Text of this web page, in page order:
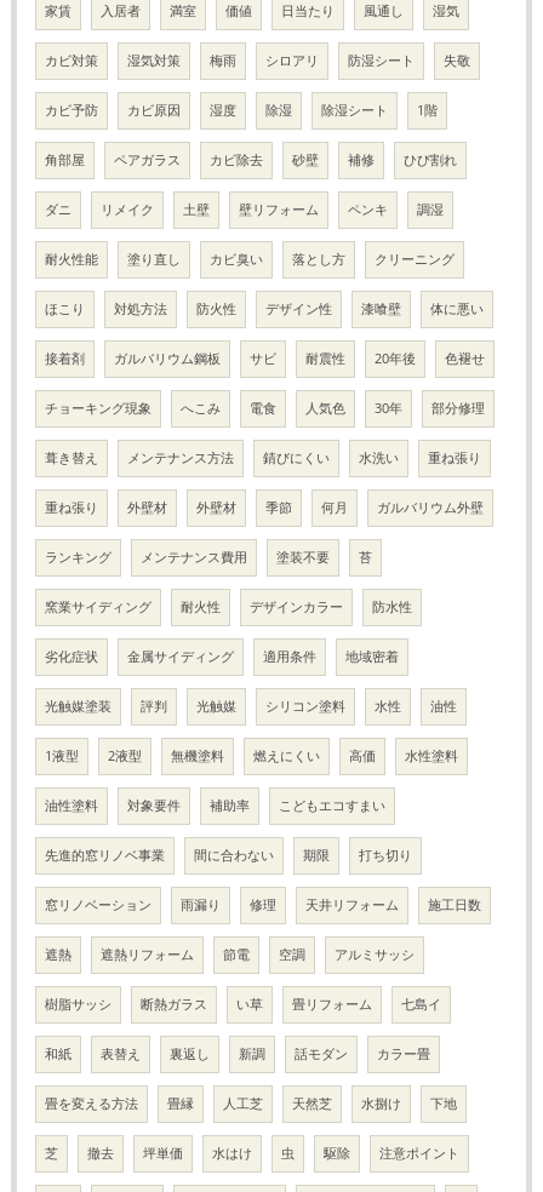
家賃 入居者 満室 価値 日当たり 風通し 湿気
カビ対策 湿気対策 梅雨 シロアリ 防湿シート 失敬
カビ予防 カビ原因 湿度 除湿 除湿シート 1階
角部屋 ペアガラス カビ除去 砂壁 補修 ひび割れ
ダニ リメイク 土壁 壁リフォーム ペンキ 調湿
耐火性能 塗り直し カビ臭い 落とし方 クリーニング
ほこり 対処方法 防火性 デザイン性 漆喰壁 体に悪い
接着剤 ガルバリウム鋼板 サビ 耐震性 20年後 色褪せ
チョーキング現象 へこみ 電食 人気色 30年 部分修理
葺き替え メンテナンス方法 錆びにくい 水洗い 重ね張り
重ね張り 外壁材 外壁材 季節 何月 ガルバリウム外壁
ランキング メンテナンス費用 塗装不要 苔
窯業サイディング 耐火性 デザインカラー 防水性
劣化症状 金属サイディング 適用条件 地域密着
光触媒塗装 評判 光触媒 シリコン塗料 水性 油性
1液型 2液型 無機塗料 燃えにくい 高価 水性塗料
油性塗料 対象要件 補助率 こどもエコすまい
先進的窓リノベ事業 間に合わない 期限 打ち切り
窓リノベーション 雨漏り 修理 天井リフォーム 施工日数
遮熱 遮熱リフォーム 節電 空調 アルミサッシ
樹脂サッシ 断熱ガラス い草 畳リフォーム 七島イ
和紙 表替え 裏返し 新調 話モダン カラー畳
畳を変える方法 畳縁 人工芝 天然芝 水捌け 下地
芝 撤去 坪単価 水はけ 虫 駆除 注意ポイント